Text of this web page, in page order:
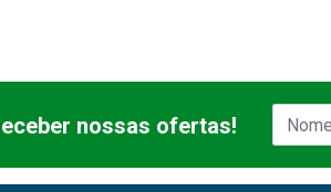
nossas ofertas!